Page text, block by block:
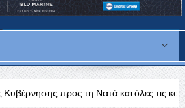
Νατά και όλες τις κοινότητες της